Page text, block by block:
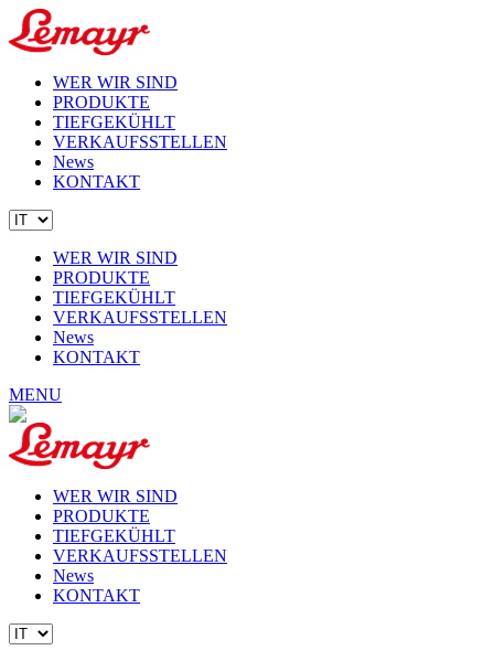
WER WIR SIND
PRODUKTE
TIEFGEKÜHLT
VERKAUFSSTELLEN
News
KONTAKT
WER WIR SIND
PRODUKTE
TIEFGEKÜHLT
VERKAUFSSTELLEN
News
KONTAKT
MENU
WER WIR SIND
PRODUKTE
TIEFGEKÜHLT
VERKAUFSSTELLEN
News
KONTAKT